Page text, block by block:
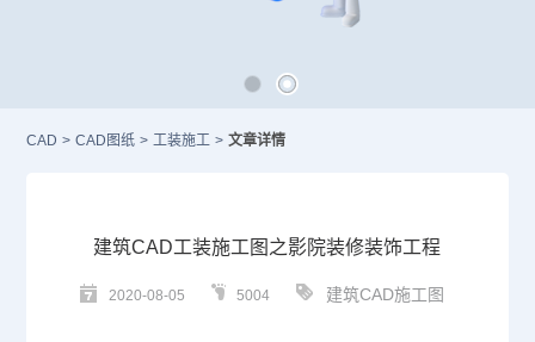
CAD > CAD图纸 > 工装施工 > 文章详情
建筑CAD工装施工图之影院装修装饰工程
2020-08-05 5004 建筑CAD施工图